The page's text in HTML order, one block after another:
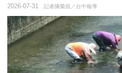
記者陳榮昌／台中報導
2026-07-31